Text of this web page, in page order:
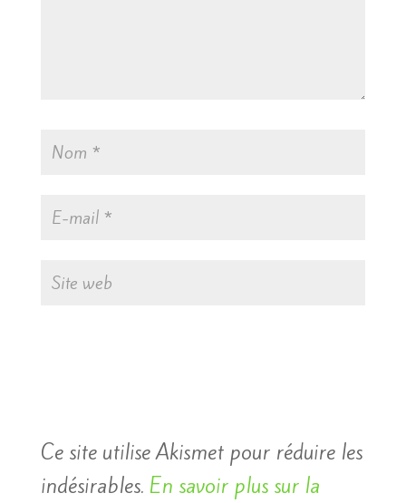
Ce site utilise Akismet pour réduire les
indésirables. En savoir plus sur la